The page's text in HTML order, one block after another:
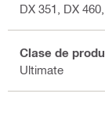
DX 351, DX
Clase de
Ultimate